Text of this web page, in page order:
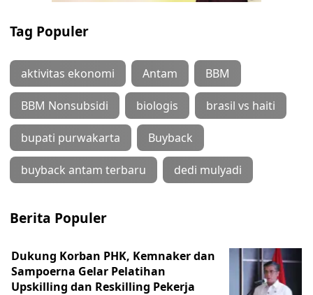
Tag Populer
aktivitas ekonomi Antam BBM
BBM Nonsubsidi biologis brasil vs haiti
bupati purwakarta Buyback
buyback antam terbaru dedi mulyadi
Berita Populer
Dukung Korban PHK, Kemnaker dan
Sampoerna Gelar Pelatihan
Upskilling dan Reskilling Pekerja